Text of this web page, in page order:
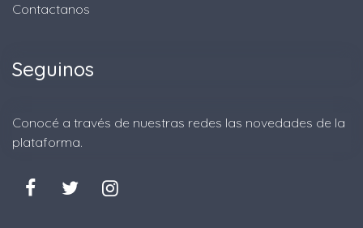
Contactanos
Seguinos
Conocé a través de nuestras redes las novedades de la
plataforma.